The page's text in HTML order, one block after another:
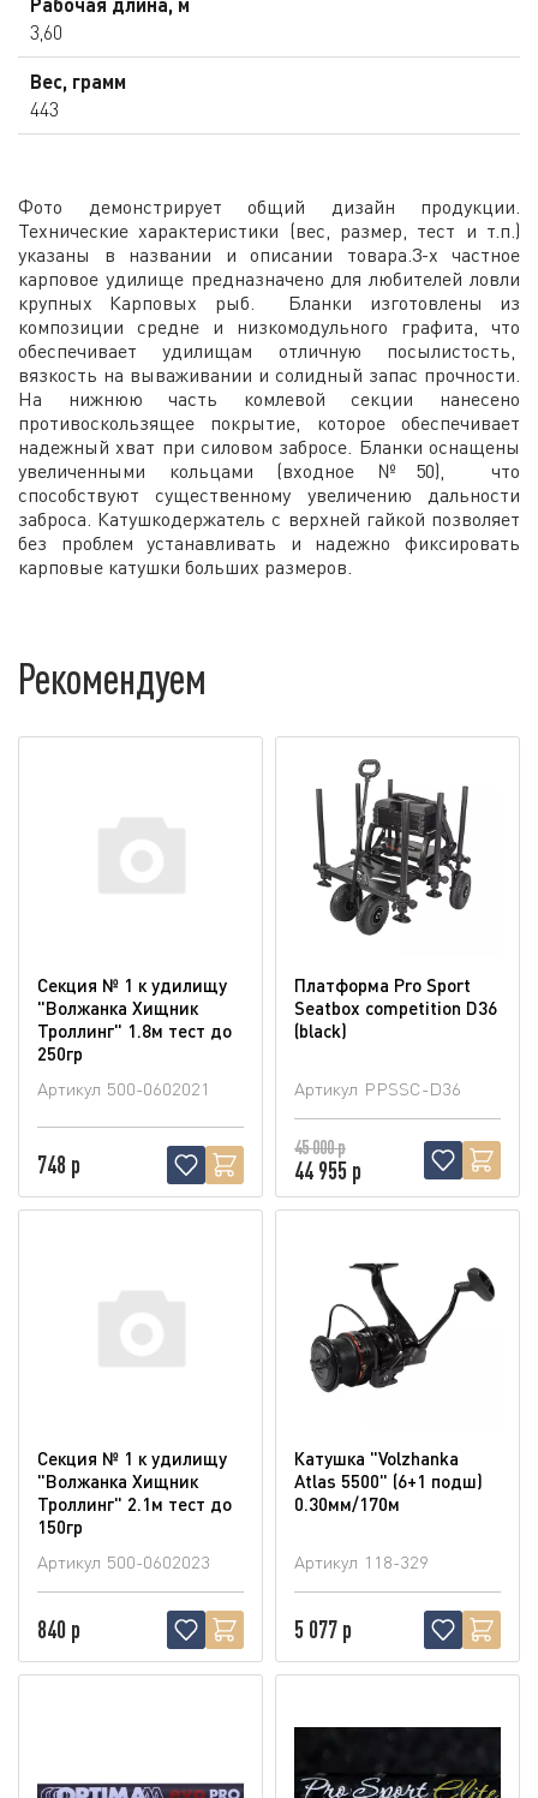
3,60
Вес, грамм
443
Фото демонстрирует общий дизайн продукции.
Технические характеристики (вес, размер, тест и т.п.)
указаны в названии и описании товара.3-х частное
карповое удилище предназначено для любителей ловли
крупных Карповых рыб. Бланки изготовлены из
композиции средне и низкомодульного графита, что
обеспечивает удилищам отличную посылистость,
вязкость на вываживании и солидный запас прочности.
На нижнюю часть комлевой секции нанесено
противоскользящее покрытие, которое обеспечивает
надежный хват при силовом забросе. Бланки оснащены
увеличенными кольцами (входное №50), что
способствуют существенному увеличению дальности
заброса. Катушкодержатель с верхней гайкой позволяет
без проблем устанавливать и надежно фиксировать
карповые катушки больших размеров.
Рекомендуем
Секция № 1 к удилищу
"Волжанка Хищник
Троллинг" 1.8м тест до
250гр
Артикул 500-0602021
748 р
Платформа Pro Sport
Seatbox competition D36
(blaсk)
Артикул PPSSC-D36
45 000 р
44 955 р
Секция № 1 к удилищу
"Волжанка Хищник
Троллинг" 2.1м тест до
150гр
Артикул 500-0602023
840 р
Катушка "Volzhanka
Atlas 5500" (6+1 подш)
0.30мм/170м
Артикул 118-329
5 077 р